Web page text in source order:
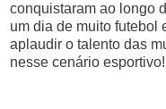
conquistaram ao longo
um dia de muito futebol
aplaudir o talento das
nesse cenário esportivo!